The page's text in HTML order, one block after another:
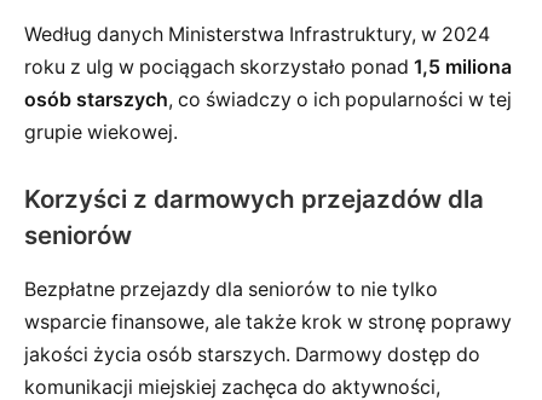
Według danych Ministerstwa Infrastruktury, w 2024
roku z ulg w pociągach skorzystało ponad 1,5 miliona
osób starszych, co świadczy o ich popularności w tej
grupie wiekowej.
Korzyści z darmowych przejazdów dla
seniorów
Bezpłatne przejazdy dla seniorów to nie tylko
wsparcie finansowe, ale także krok w stronę poprawy
jakości życia osób starszych. Darmowy dostęp do
komunikacji miejskiej zachęca do aktywności,